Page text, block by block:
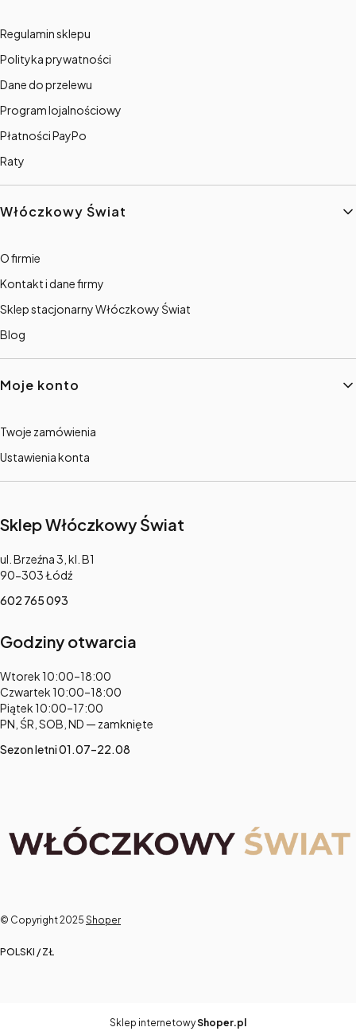
Regulamin sklepu
Polityka prywatności
Dane do przelewu
Program lojalnościowy
Płatności PayPo
Raty
Włóczkowy Świat
O firmie
Kontakt i dane firmy
Sklep stacjonarny Włóczkowy Świat
Blog
Moje konto
Twoje zamówienia
Ustawienia konta
Sklep Włóczkowy Świat
Adres:
ul. Brzeźna 3, kl. B1
90-303 Łódź
602 765 093
Godziny otwarcia
Adres:
Wtorek 10:00–18:00
Czwartek 10:00–18:00
Piątek 10:00–17:00
PN, ŚR, SOB, ND — zamknięte
Sezon letni 01.07–22.08
© Copyright 2025 Shoper
POLSKI / ZŁ
Sklep internetowyShoper.pl